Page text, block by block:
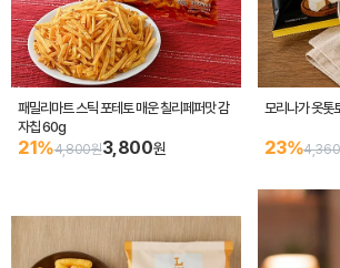
패밀리마트 스틱 포테토 매운 칠리페퍼맛 감
자칩 60g
21%4,800원3,800원
모리나가 옷톳
23%4,360